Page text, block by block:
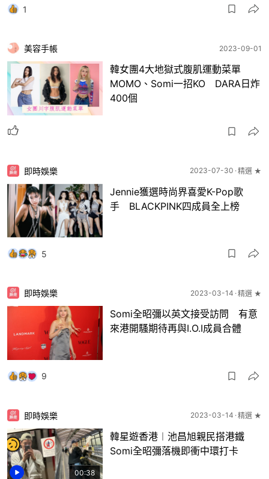
1
美容手帳 2023-09-01
韓女團4大地獄式腹肌運動菜單
MOMO、Somi一招KO DARA日炸
400個
即時娛樂 2023-07-30 精選 ★
Jennie獲選時尚界喜愛K-Pop歌
手 BLACKPINK四成員全上榜
5
即時娛樂 2023-03-14 精選 ★
Somi全昭彌以英文接受訪問 有意
來港開騷期待再與I.O.I成員合體
9
00:38
即時娛樂 2023-03-14 精選 ★
韓星遊香港︱池昌旭親民搭港鐵
Somi全昭彌落機即衝中環打卡